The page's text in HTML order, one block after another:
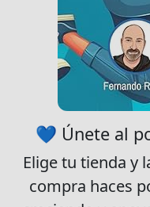
💙 Únete al
Elige tu tienda y
compra haces